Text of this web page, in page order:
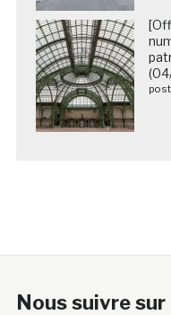
Nous suivre